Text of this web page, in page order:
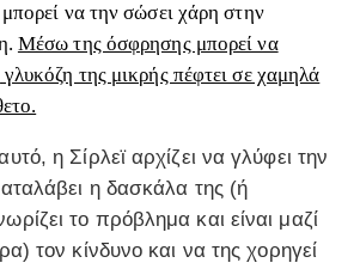
να την σώσει χάρη στην
Μέσω της όσφρησης μπορεί να
της μικρής πέφτει σε χαμηλά
η Σίρλεϊ αρχίζει να γλύφει την
η δασκάλα της (ή
το πρόβλημα και είναι μαζί
τον κίνδυνο και να της χορηγεί